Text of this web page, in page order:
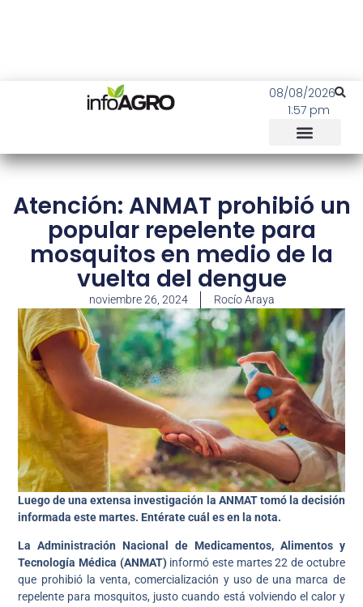
08/08/2026
1:57 pm
Atención: ANMAT prohibió un
popular repelente para
mosquitos en medio de la
vuelta del dengue
noviembre 26, 2024 Rocío Araya
Luego de una extensa investigación la ANMAT tomó la decisión
informada este martes. Entérate cuál es en la nota.
La Administración Nacional de Medicamentos, Alimentos y
Tecnología Médica (ANMAT)informó este martes 22 de octubre
que prohibió la venta, comercialización y uso de una marca de
repelente para mosquitos, justo cuando está volviendo el calor y